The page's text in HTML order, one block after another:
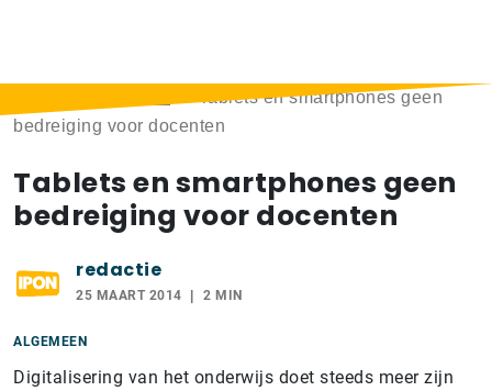
Tablets en smartphones geen
bedreiging voor docenten
Tablets en smartphones geen
bedreiging voor docenten
redactie
25 MAART 2014 2 MIN
ALGEMEEN
Digitalisering van het onderwijs doet steeds meer zijn